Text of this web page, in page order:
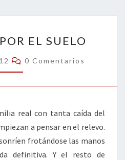
VEZ
POR
EL
SUELO
EL SUELO
Comentarios
0 Comentarios
real con tanta caída del
a pensar en el relevo.
frotándose las manos
definitiva. Y el resto de